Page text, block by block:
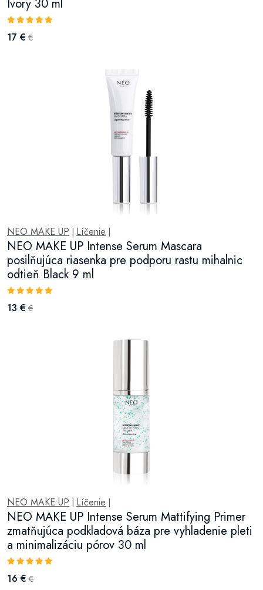
Ivory 30 ml
17 € €
NEO MAKE UP Líčenie
NEO MAKE UP Intense Serum Mascara
posilňujúca riasenka pre podporu rastu mihalnic
odtieň Black 9 ml
13 € €
NEO MAKE UP Líčenie
NEO MAKE UP Intense Serum Mattifying Primer
zmatňujúca podkladová báza pre vyhladenie pleti
a minimalizáciu pórov 30 ml
16 € €